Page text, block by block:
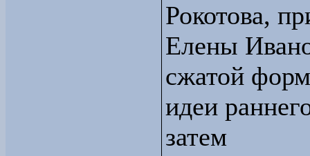
Рокотова,
Елены
сжатой
идеи
затем